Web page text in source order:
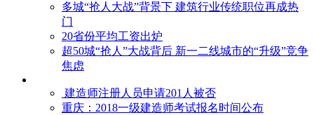
多城“抢人大战”背景下 建筑行业传统职位再成热
门
20省份平均工资出炉
超50城“抢人”大战背后 新一二线城市的“升级”竞争
焦虑
建造师注册人员申请201人被否
​重庆：2018一级建造师考试报名时间公布